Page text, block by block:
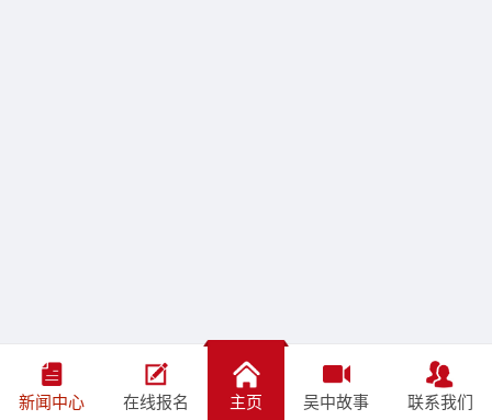
新闻中心 在线报名 主页 吴中故事 联系我们